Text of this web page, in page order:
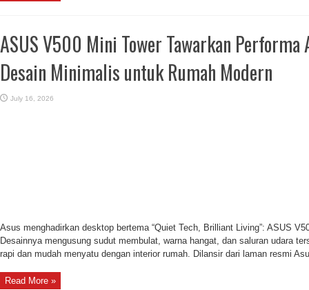
ASUS V500 Mini Tower Tawarkan Performa
Desain Minimalis untuk Rumah Modern
July 16, 2026
Asus menghadirkan desktop bertema “Quiet Tech, Brilliant Living”: ASUS
Desainnya mengusung sudut membulat, warna hangat, dan saluran udara
rapi dan mudah menyatu dengan interior rumah. Dilansir dari laman resmi
Read More »